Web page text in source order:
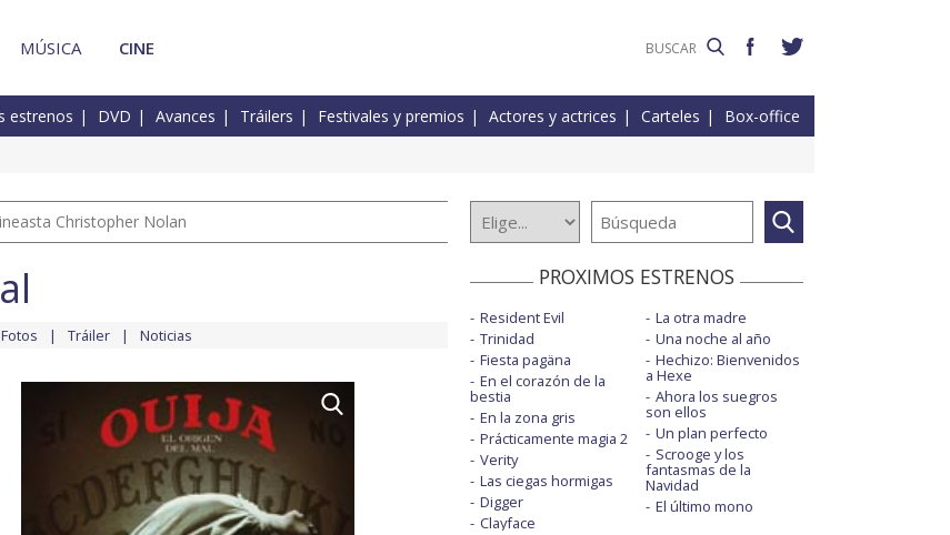
MÚSICA CINE
estrenos DVD Avances Tráilers Festivales y premios Actores y actrices Carteles Box-office
Christopher Nolan
Fotos Tráiler Noticias
PROXIMOS ESTRENOS
Resident Evil
Trinidad
Fiesta pagäna
En el corazón de la
bestia
En la zona gris
Prácticamente magia 2
Verity
Las ciegas hormigas
Digger
Clayface
La otra madre
Una noche al año
Hechizo: Bienvenidos
a Hexe
Ahora los suegros
son ellos
Un plan perfecto
Scrooge y los
fantasmas de la
Navidad
El último mono